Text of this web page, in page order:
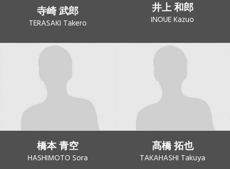
寺崎 武郎
TERASAKI Takero
井上 和郎
INOUE Kazuo
橋本 青空
HASHIMOTO Sora
髙橋 拓也
TAKAHASHI Takuya